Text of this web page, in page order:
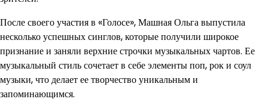
После своего участия в «Голосе», Машная Ольга выпустила
несколько успешных синглов, которые получили широкое
признание и заняли верхние строчки музыкальных чартов. Ее
музыкальный стиль сочетает в себе элементы поп, рок и соул
музыки, что делает ее творчество уникальным и
запоминающимся.